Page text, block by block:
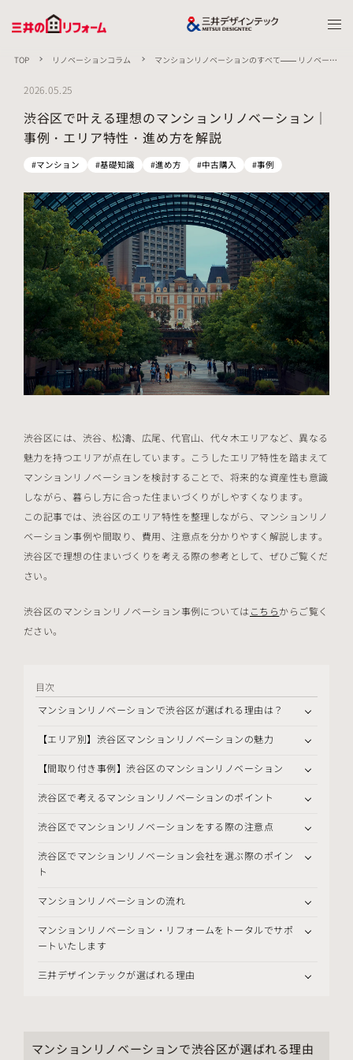
TOP リノベーションコラム
マンションリノベーションのすべて—— リノベーシ
2026.05.25
渋谷区で叶える理想のマンションリノベーション｜
事例・エリア特性・進め方を解説
#マンション #基礎知識 #進め方 #中古購入 #事例
渋谷区には、渋谷、松濤、広尾、代官山、代々木エリアなど、異なる
魅力を持つエリアが点在しています。こうしたエリア特性を踏まえて
マンションリノベーションを検討することで、将来的な資産性も意識
しながら、暮らし方に合った住まいづくりがしやすくなります。
この記事では、渋谷区のエリア特性を整理しながら、マンションリノ
ベーション事例や間取り、費用、注意点を分かりやすく解説します。
渋谷区で理想の住まいづくりを考える際の参考として、ぜひご覧くだ
さい。
渋谷区のマンションリノベーション事例については こちらからご覧く
ださい。
目次
マンションリノベーションで渋谷区が選ばれる理由は？
【エリア別】渋谷区マンションリノベーションの魅力
【間取り付き事例】渋谷区のマンションリノベーション
渋谷区で考えるマンションリノベーションのポイント
渋谷区でマンションリノベーションをする際の注意点
渋谷区でマンションリノベーション会社を選ぶ際のポイン
ト
マンションリノベーションの流れ
マンションリノベーション・リフォームをトータルでサポ
ートいたします
三井デザインテックが選ばれる理由
マンションリノベーションで渋谷区が選ばれる理由